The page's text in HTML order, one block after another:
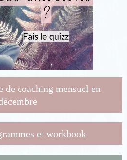
de coaching mensuel en
et workbook